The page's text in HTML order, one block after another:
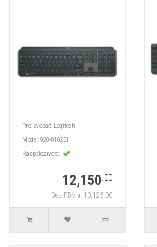
Proizvođač: Logitech
Model:920-010251
Raspoloživost:
12,150.00
Bez PDV-a: 10,125.00